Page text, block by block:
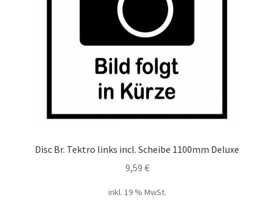
Disc Br. Tektro links incl. Scheibe 1100mm Deluxe
9,59 €
inkl. 19 % MwSt.